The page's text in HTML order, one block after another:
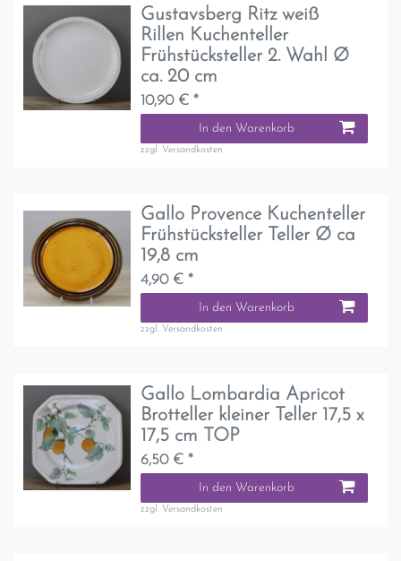
Gustavsberg Ritz weiß
Rillen Kuchenteller
Frühstücksteller 2. Wahl Ø
ca. 20 cm
10,90 € *
In den Warenkorb
zzgl. Versandkosten
Gallo Provence Kuchenteller
Frühstücksteller Teller Ø ca
19,8 cm
4,90 € *
In den Warenkorb
zzgl. Versandkosten
Gallo Lombardia Apricot
Brotteller kleiner Teller 17,5 x
17,5 cm TOP
6,50 € *
In den Warenkorb
zzgl. Versandkosten